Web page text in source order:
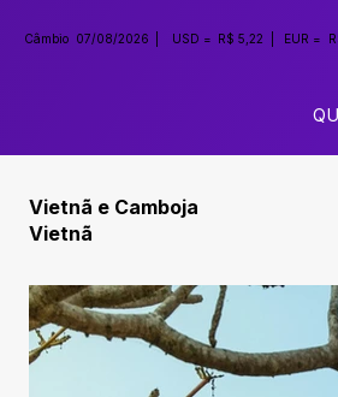
Câmbio 07/08/2026 USD = R$ 5,22 EUR =
Vietnã e Camboja
Vietnã